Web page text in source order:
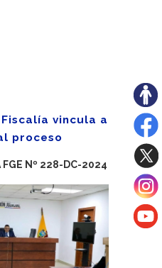
vincula a
proceso
FGE Nº 228-DC-2024